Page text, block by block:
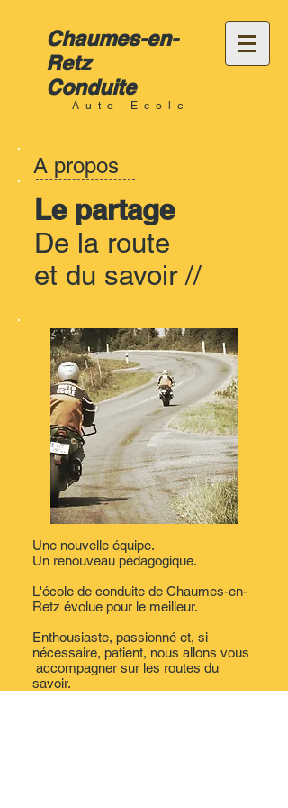
Chaumes-en-
Retz
Conduite
Auto-Ecole
A propos
Le partage
De la route
et du savoir //
Une nouvelle équipe.
Un renouveau pédagogique.
L'école de conduite de Chaumes-en-
Retz évolue pour le meilleur.
Enthousiaste, passionné et, si
nécessaire, patient, nous allons vous
accompagner sur les routes du
savoir.